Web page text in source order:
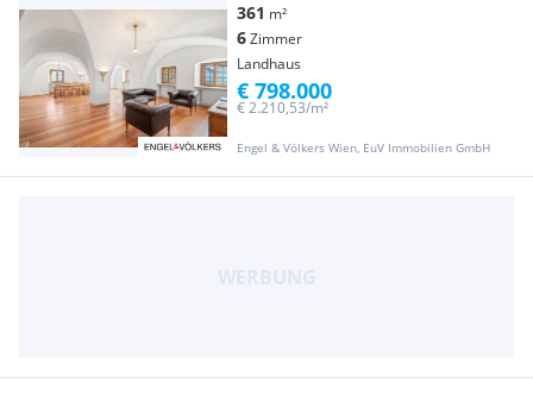
361 m²
6Zimmer
Landhaus
Engel & Völkers Wien, EuV Immobilien GmbH
€ 2.210,53/m²
€ 798.000